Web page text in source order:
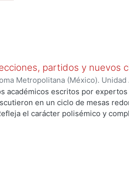
partidos y nuevos
Metropolitana (México).
,2020)Palma,
Cristina ;Alarcón Olguín,
Juan Pablo;Reveles Vázquez,
académicos escritos por
en un ciclo de mesas
el carácter polisémico y